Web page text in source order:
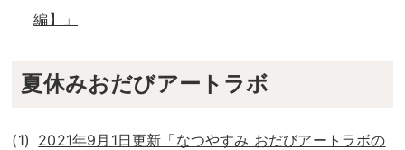
編】」
夏休みおだびアートラボ
2021年9月1日更新「なつやすみ おだびアートラボの